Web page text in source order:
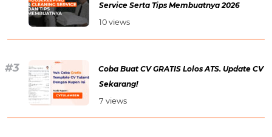
Service Serta Tips Membuatnya 2026
10 views
Coba Buat CV GRATIS Lolos ATS. Update CV
Sekarang!
7 views